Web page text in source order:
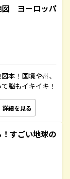
ヨーロッパ
本！国境や州、
脳もイキイキ！
詳細を見る
すごい地球の